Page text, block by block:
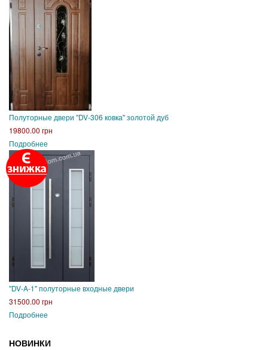
Полуторные двери "DV-306 ковка" золотой дуб
19800.00 грн
Подробнее
"DV-A-1" полуторные входные двери
31500.00 грн
Подробнее
НОВИНКИ